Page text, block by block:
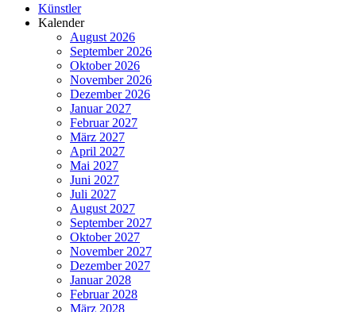
Künstler
Kalender
August 2026
September 2026
Oktober 2026
November 2026
Dezember 2026
Januar 2027
Februar 2027
März 2027
April 2027
Mai 2027
Juni 2027
Juli 2027
August 2027
September 2027
Oktober 2027
November 2027
Dezember 2027
Januar 2028
Februar 2028
März 2028